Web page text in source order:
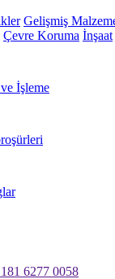
Gelişmiş
Çevre Koruma İnşaat
İşleme
6277 0058